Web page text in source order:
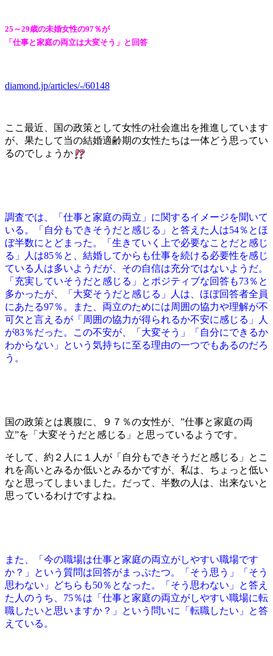
25～29歳の未婚女性の97％が
「仕事と家庭の両立は大変そう」と回答
diamond.jp/articles/-/60148
ここ最近、国の政策として女性の社会進出を推進しています
が、果たして当の結婚適齢期の女性たちは一体どう思ってい
るのでしょうか
調査では、「仕事と家庭の両立」に関するイメージを聞いて
いる。「自分もできそうだと感じる」と答えた人は54％とほ
ぼ半数にとどまった。「生きていく上で必要なことだと感じ
る」人は85％と、結婚してからも仕事を続ける必要性を感じ
ている人は多いようだが、その自信は充分ではないようだ。
「充実していそうだと感じる」とポジティブな回答も73％と
多かったが、「大変そうだと感じる」人は、ほぼ回答者全員
にあたる97％。また、両立のためには周囲の協力や理解が不
可欠と言えるが「周囲の協力が得られるか不安に感じる」人
が83％だった。この不安が、「大変そう」「自分にできるか
わからない」という気持ちに至る理由の一つでもあるのだろ
う。
国の政策とは裏腹に、９７％の女性が、”仕事と家庭の両
立”を「大変そうだと感じる」と思っているようです。
そして、約２人に１人が「自分もできそうだと感じる」とこ
れを高いとみるか低いとみるかですが、私は、ちょっと低い
なと思ってしまいました。だって、半数の人は、出来ないと
思っているわけですよね。
また、「今の職場は仕事と家庭の両立がしやすい職場です
か？」という質問は回答がまっぷたつ。「そう思う」「そう
思わない」どちらも50％となった。「そう思わない」と答え
た人のうち、75％は「仕事と家庭の両立がしやすい職場に転
職したいと思いますか？」という問いに「転職したい」と答
えている。